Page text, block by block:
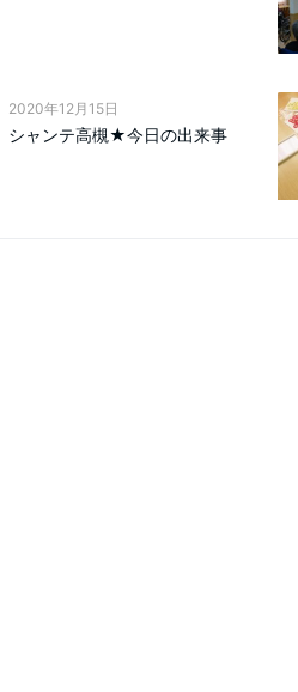
2020年12月15日
シャンテ高槻★今日の出来事